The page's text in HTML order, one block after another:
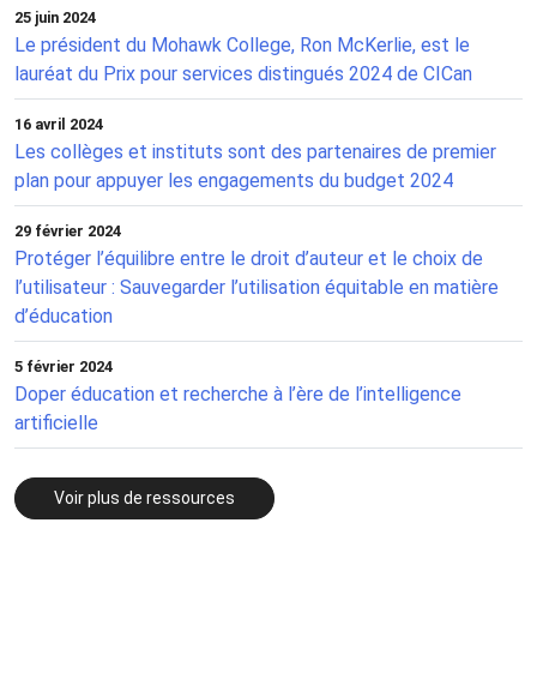
25 juin 2024
Le président du Mohawk College, Ron McKerlie, est le
lauréat du Prix pour services distingués 2024 de CICan
16 avril 2024
Les collèges et instituts sont des partenaires de premier
plan pour appuyer les engagements du budget 2024
29 février 2024
Protéger l’équilibre entre le droit d’auteur et le choix de
l’utilisateur : Sauvegarder l’utilisation équitable en matière
d’éducation
5 février 2024
Doper éducation et recherche à l’ère de l’intelligence
artificielle
Voir plus de ressources